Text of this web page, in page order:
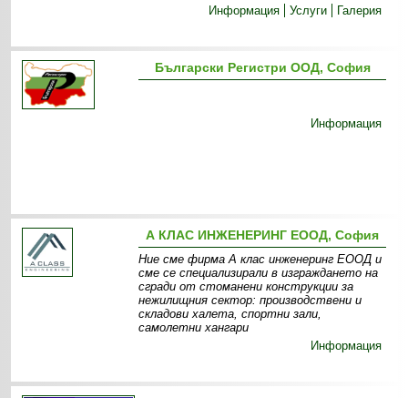
Информация
Услуги Галерия
Български Регистри ООД, София
Информация
А КЛАС ИНЖЕНЕРИНГ ЕООД, София
Ние сме фирма А клас инженеринг ЕООД и
сме се специализирали в изграждането на
сгради от стоманени конструкции за
нежилищния сектор: производствени и
складови халета, спортни зали,
самолетни хангари
Информация